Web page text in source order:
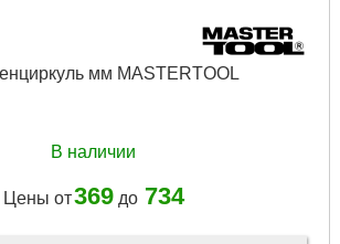
мм MASTERTOOL
В наличии
Цены от369до 734